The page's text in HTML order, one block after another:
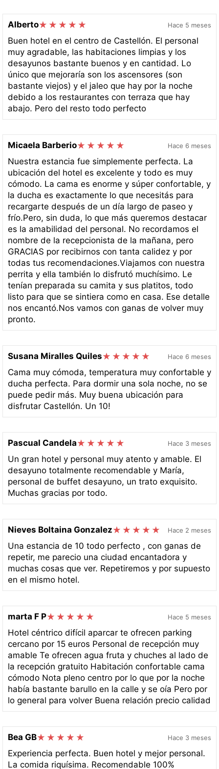
Alberto Hace 5 meses
Buen hotel en el centro de Castellón. El personal
muy agradable, las habitaciones limpias y los
desayunos bastante buenos y en cantidad. Lo
único que mejoraría son los ascensores (son
bastante viejos) y el jaleo que hay por la noche
debido a los restaurantes con terraza que hay
abajo. Pero del resto todo perfecto
Micaela Barberio Hace 6 meses
Nuestra estancia fue simplemente perfecta. La
ubicación del hotel es excelente y todo es muy
cómodo. La cama es enorme y súper confortable, y
la ducha es exactamente lo que necesitás para
recargarte después de un día largo de paseo y
frío.Pero, sin duda, lo que más queremos destacar
es la amabilidad del personal. No recordamos el
nombre de la recepcionista de la mañana, pero
GRACIAS por recibirnos con tanta calidez y por
todas tus recomendaciones.Viajamos con nuestra
perrita y ella también lo disfrutó muchísimo. Le
tenían preparada su camita y sus platitos, todo
listo para que se sintiera como en casa. Ese detalle
nos encantó.Nos vamos con ganas de volver muy
pronto.
Susana Miralles Quiles Hace 6 meses
Cama muy cómoda, temperatura muy confortable y
ducha perfecta. Para dormir una sola noche, no se
puede pedir más. Muy buena ubicación para
disfrutar Castellón. Un 10!
Pascual Candela Hace 3 meses
Un gran hotel y personal muy atento y amable. El
desayuno totalmente recomendable y María,
personal de buffet desayuno, un trato exquisito.
Muchas gracias por todo.
Nieves Boltaina Gonzalez Hace 2 meses
Una estancia de 10 todo perfecto , con ganas de
repetir, me parecio una ciudad encantadora y
muchas cosas que ver. Repetiremos y por supuesto
en el mismo hotel.
marta F P Hace 5 meses
Hotel céntrico difícil aparcar te ofrecen parking
cercano por 15 euros Personal de recepción muy
amable Te ofrecen agua fruta y chuches al lado de
la recepción gratuito Habitación confortable cama
cómodo Nota pleno centro por lo que por la noche
había bastante barullo en la calle y se oía Pero por
lo general para volver Buena relación precio calidad
Bea GB Hace 3 meses
Experiencia perfecta. Buen hotel y mejor personal.
La comida riquísima. Recomendable 100%